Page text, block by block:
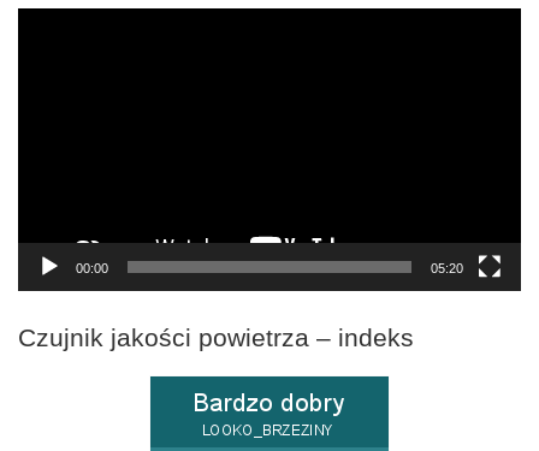
00:00 05:20
Czujnik jakości powietrza – indeks